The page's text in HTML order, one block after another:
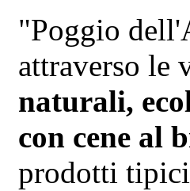
"Poggio
attraverso le
naturali,
con cene al
prodotti tipici